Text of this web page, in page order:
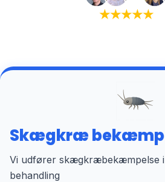
★★★★★
Skægkræ
Vi udfører skægkræbekæmpelse i
behandling